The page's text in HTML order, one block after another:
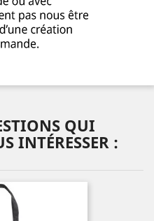
QUI
INTÉRESSER :